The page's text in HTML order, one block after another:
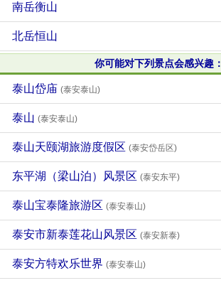
南岳衡山
北岳恒山
你可能对下列景点会感兴趣：
泰山岱庙 (泰安泰山)
泰山 (泰安泰山)
泰山天颐湖旅游度假区 (泰安岱岳区)
东平湖（梁山泊）风景区 (泰安东平)
泰山宝泰隆旅游区 (泰安泰山)
泰安市新泰莲花山风景区 (泰安新泰)
泰安方特欢乐世界 (泰安泰山)